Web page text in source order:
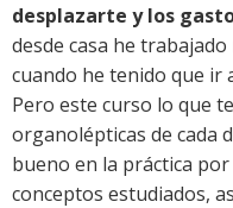
desplazarte y los
desde casa he
cuando he tenido que ir
Pero este curso lo que
organolépticas de cada
bueno en la práctica
conceptos estudiados,